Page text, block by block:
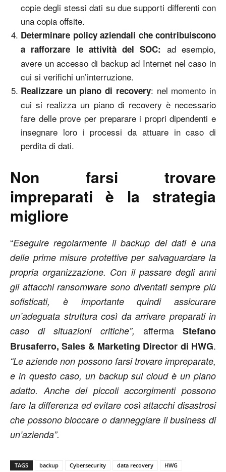
copie degli stessi dati su due supporti differenti con
una copia offsite.
Determinare policy aziendali che contribuiscono
a rafforzare le attività del SOC: ad esempio,
avere un accesso di backup ad Internet nel caso in
cui si verifichi un’interruzione.
Realizzare un piano di recovery: nel momento in
cui si realizza un piano di recovery è necessario
fare delle prove per preparare i propri dipendenti e
insegnare loro i processi da attuare in caso di
perdita di dati.
Non farsi trovare
impreparati è la strategia
migliore
“Eseguire regolarmente il backup dei dati è una
delle prime misure protettive per salvaguardare la
propria organizzazione. Con il passare degli anni
gli attacchi ransomware sono diventati sempre più
sofisticati, è importante quindi assicurare
un’adeguata struttura così da arrivare preparati in
caso di situazioni critiche”, affermaStefano
Brusaferro, Sales & Marketing Director di HWG.
“Le aziende non possono farsi trovare impreparate,
e in questo caso, un backup sul cloud è un piano
adatto. Anche dei piccoli accorgimenti possono
fare la differenza ed evitare così attacchi disastrosi
che possono bloccare o danneggiare il business di
un’azienda”.
TAGS backup Cybersecurity data recovery
HWG